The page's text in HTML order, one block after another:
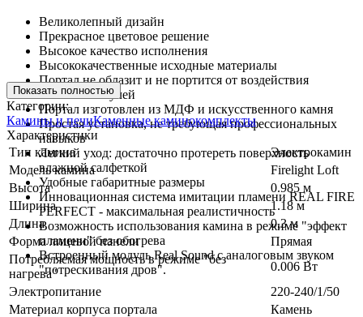
Великолепный дизайн
Прекрасное цветовое решение
Высокое качество исполнения
Высококачественные исходные материалы
Портал не облазит и не портится от воздействия
солнечных лучей
Портал изготовлен из МДФ и искусственного камня
Простая установка, не требующая профессиональных
навыков
Легкий уход: достаточно протереть поверхность
влажной салфеткой
Удобные габаритные размеры
Инновационная система имитации пламени REAL FIRE
PERFECT - максимальная реалистичность
Возможность использования камина в режиме "эффект
пламени" без обогрева
Встроенный модуль Real Sound с аналоговым звуком
"потрескивания дров".
Показать полностью
Категории:
Камины и печиКаменные каминокомплекты
Характеристики
Тип камина
Электрокамин
Модель камина
Firelight Loft
Высота
0.985 м
Ширина
1.18 м
Длина
0.3 м
Форма лицевой панели
Прямая
Потребляемая мощность в режиме "без
нагрева"
0.006 Вт
Электропитание
220-240/1/50
Материал корпуса портала
Камень